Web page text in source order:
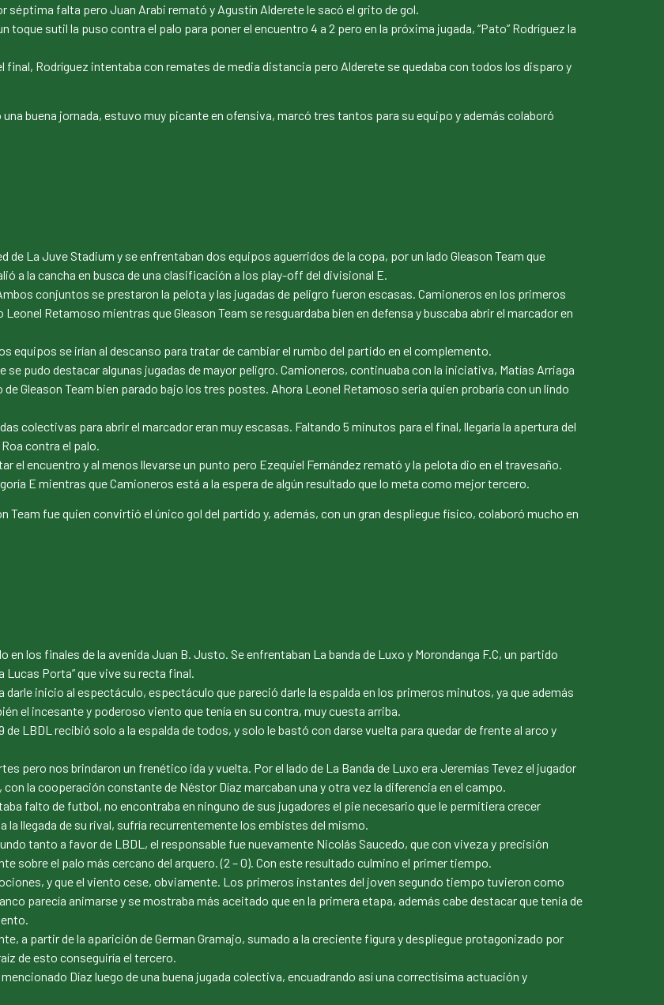
séptima falta pero Juan Arabi remató y Agustín Alderete le sacó el grito de gol.
sutil la puso contra el palo para poner el encuentro 4 a 2 pero en la próxima jugada, “Pato” Rodríguez la
Rodríguez intentaba con remates de media distancia pero Alderete se quedaba con todos los disparo y
buena jornada, estuvo muy picante en ofensiva, marcó tres tantos para su equipo y además colaboró
de La Juve Stadium y se enfrentaban dos equipos aguerridos de la copa, por un lado Gleason Team que
a la cancha en busca de una clasificación a los play-off del divisional E.
conjuntos se prestaron la pelota y las jugadas de peligro fueron escasas. Camioneros en los primeros
Retamoso mientras que Gleason Team se resguardaba bien en defensa y buscaba abrir el marcador en
equipos se irían al descanso para tratar de cambiar el rumbo del partido en el complemento.
pudo destacar algunas jugadas de mayor peligro. Camioneros, continuaba con la iniciativa, Matías Arriaga
Gleason Team bien parado bajo los tres postes. Ahora Leonel Retamoso seria quien probaría con un lindo
colectivas para abrir el marcador eran muy escasas. Faltando 5 minutos para el final, llegaría la apertura del
contra el palo.
el encuentro y al menos llevarse un punto pero Ezequiel Fernández remató y la pelota dio en el travesaño.
E mientras que Camioneros está a la espera de algún resultado que lo meta como mejor tercero.
Team fue quien convirtió el único gol del partido y, además, con un gran despliegue físico, colaboró mucho en
los finales de la avenida Juan B. Justo. Se enfrentaban La banda de Luxo y Morondanga F.C, un partido
Lucas Porta” que vive su recta final.
inicio al espectáculo, espectáculo que pareció darle la espalda en los primeros minutos, ya que además
el incesante y poderoso viento que tenía en su contra, muy cuesta arriba.
LBDL recibió solo a la espalda de todos, y solo le bastó con darse vuelta para quedar de frente al arco y
pero nos brindaron un frenético ida y vuelta. Por el lado de La Banda de Luxo era Jeremías Tevez el jugador
la cooperación constante de Néstor Díaz marcaban una y otra vez la diferencia en el campo.
falto de futbol, no encontraba en ninguno de sus jugadores el pie necesario que le permitiera crecer
llegada de su rival, sufría recurrentemente los embistes del mismo.
tanto a favor de LBDL, el responsable fue nuevamente Nicolás Saucedo, que con viveza y precisión
sobre el palo más cercano del arquero. (2 – 0). Con este resultado culmino el primer tiempo.
y que el viento cese, obviamente. Los primeros instantes del joven segundo tiempo tuvieron como
parecía animarse y se mostraba más aceitado que en la primera etapa, además cabe destacar que tenia de
a partir de la aparición de German Gramajo, sumado a la creciente figura y despliegue protagonizado por
de esto conseguiría el tercero.
Díaz luego de una buena jugada colectiva, encuadrando así una correctísima actuación y